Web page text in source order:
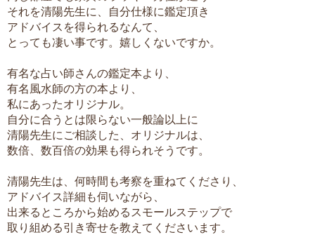
それを清陽先生に、自分仕様に鑑定頂き
アドバイスを得られるなんて、
とっても凄い事です。嬉しくないですか。
有名な占い師さんの鑑定本より、
有名風水師の方の本より、
私にあったオリジナル。
自分に合うとは限らない一般論以上に
清陽先生にご相談した、オリジナルは、
数倍、数百倍の効果も得られそうです。
清陽先生は、何時間も考察を重ねてくださり、
アドバイス詳細も伺いながら、
出来るところから始めるスモールステップで
取り組める引き寄せを教えてくださいます。